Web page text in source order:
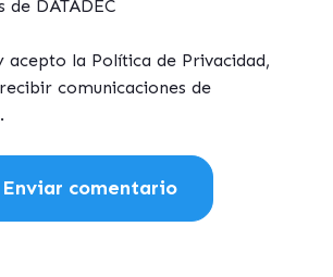
de DATADEC
acepto la Política de Privacidad,
comunicaciones de